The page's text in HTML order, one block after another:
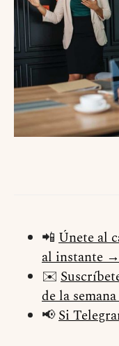
📲 Únete al
al instante →
✉️
de la
📢Si